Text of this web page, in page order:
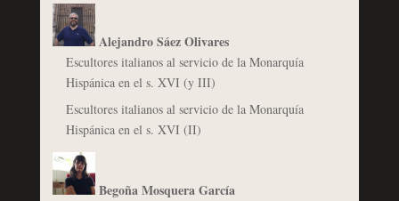
Alejandro Sáez Olivares
Escultores italianos al servicio de la Monarquía
Hispánica en el s. XVI (y III)
Escultores italianos al servicio de la Monarquía
Hispánica en el s. XVI (II)
Begoña Mosquera García